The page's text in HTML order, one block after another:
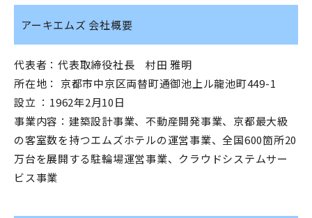
アーキエムズ 会社概要
代表者：代表取締役社長 村田 雅明
所在地： 京都市中京区両替町通御池上ル龍池町449-1
設立 ：1962年2月10日
事業内容：建築設計事業、不動産開発事業、京都最大級
の客室数を持つエムズホテルの運営事業、全国600箇所20
万台を展開する駐輪場運営事業、クラウドシステムサー
ビス事業